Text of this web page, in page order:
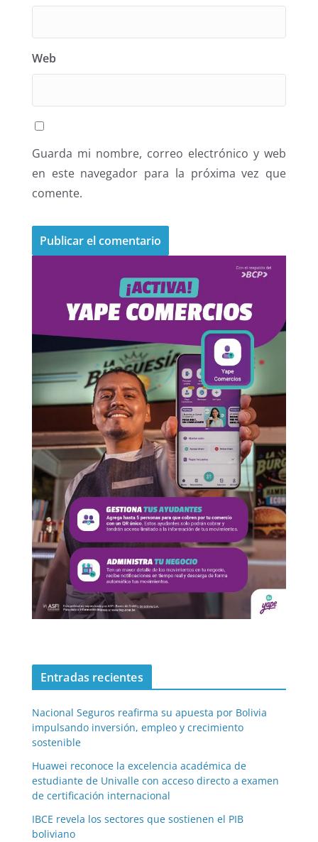
Web
Guarda mi nombre, correo electrónico y web
en este navegador para la próxima vez que
comente.
Entradas recientes
Nacional Seguros reafirma su apuesta por Bolivia
impulsando inversión, empleo y crecimiento
sostenible
Huawei reconoce la excelencia académica de
estudiante de Univalle con acceso directo a examen
de certificación internacional
IBCE revela los sectores que sostienen el PIB
boliviano